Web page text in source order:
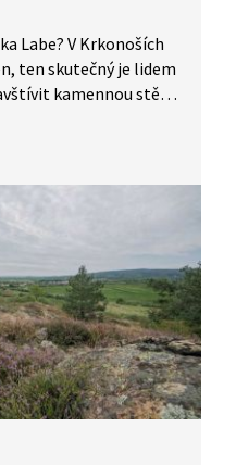
Labe? V Krkonoších
ten skutečný je lidem
kamennou stěnu
1000 km.
na tuto zajímavost.